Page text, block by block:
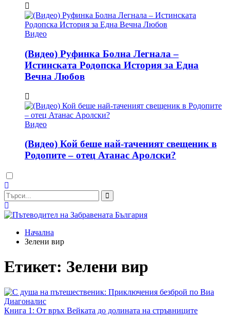
Видео
(Видео) Руфинка Болна Легнала –
Истинската Родопска История за Една
Вечна Любов
Видео
(Видео) Кой беше най-таченият свещеник в
Родопите – отец Атанас Аролски?
Dark
mode
Начална
Зелени вир
Етикет: Зелени вир
Книга 1: От връх Вейката до долината на стръвниците